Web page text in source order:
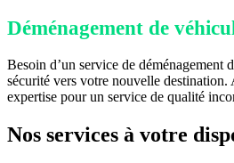
Déménagement de
Besoin d’un service de
sécurité vers votre nouvelle destination.
expertise pour un service de qualité
Nos services à votre